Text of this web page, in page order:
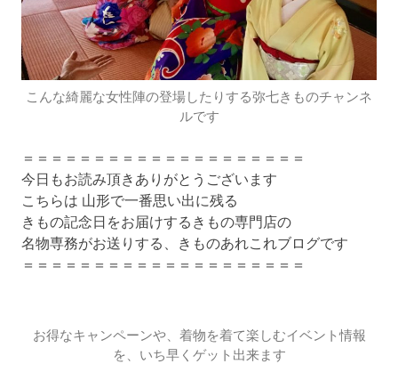
こんな綺麗な女性陣の登場したりする弥七きものチャンネ
ルです
＝＝＝＝＝＝＝＝＝＝＝＝＝＝＝＝＝＝＝＝
今日もお読み頂きありがとうございます
こちらは 山形で一番思い出に残る
きもの記念日をお届けするきもの専門店の
名物専務がお送りする、きものあれこれブログです
＝＝＝＝＝＝＝＝＝＝＝＝＝＝＝＝＝＝＝＝
お得なキャンペーンや、着物を着て楽しむイベント情報
を、いち早くゲット出来ます